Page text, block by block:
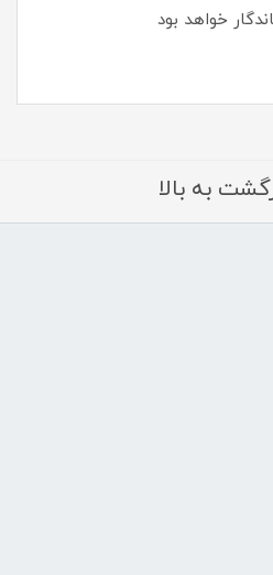
خواهد بود
به بالا